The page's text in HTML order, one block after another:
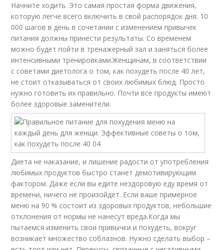
Начните ходить. Это самая простая форма движения,
которую легче всего включить в свой распорядок дня. 10
000 шагов в день в сочетании с изменением привычек
питания должны принести результаты. Со временем
можно будет пойти в тренажерный зал и заняться более
интенсивными тренировками.Женщинам, в соответствии
с советами диетолога о том, как похудеть после 40 лет,
не стоит отказываться от своих любимых блюд. Просто
нужно готовить их правильно. Почти все продукты имеют
более здоровые заменители.
Диета не наказание, и лишение радости от употребления
любимых продуктов быстро станет демотивирующим
фактором. Даже если вы едите нездоровую еду время от
времени, ничего не произойдет. Если ваше примерное
меню на 90 % состоит из здоровых продуктов, небольшие
отклонения от нормы не нанесут вреда.Когда мы
пытаемся изменить свои привычки и похудеть, вокруг
возникает множество соблазнов. Нужно сделать выбор –